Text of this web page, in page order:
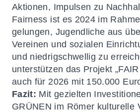
Aktionen, Impulsen zu
Fairness ist es 2024 im
gelungen, Jugendliche aus
Vereinen und sozialen
und niedrigschwellig zu
unterstützen das Projekt
auch für 2026 mit 150.000
Fazit: Mit gezielten
GRÜNEN im Römer kulturelle